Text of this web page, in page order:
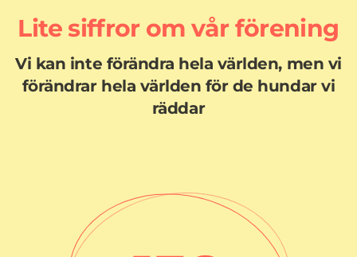
Lite siffror om vår förening
Vi kan inte förändra hela världen, men vi
förändrar hela världen för de hundar vi
räddar